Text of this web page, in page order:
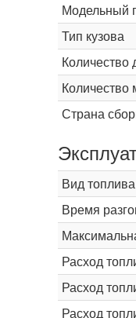
Модельный
Тип кузова
Количество
Количество
Страна
Вид топлива
Время
Расход
Расход
Расход